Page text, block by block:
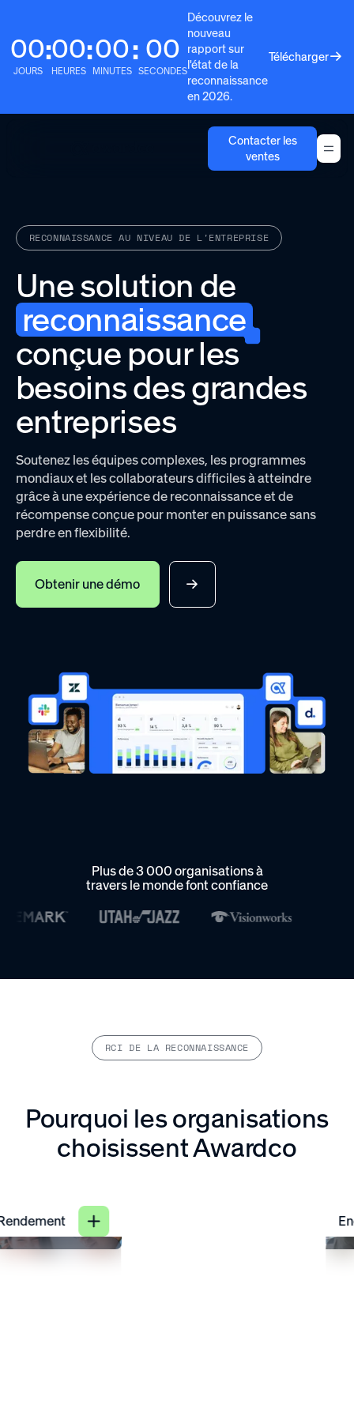
00
JOURS
:00
HEURES
:00
MINUTES
: 00
SECONDES
Découvrez le
nouveau
rapport sur
l'état de la
reconnaissance
en 2026.
Télécharger
Contacter les
ventes
RECONNAISSANCE AU NIVEAU DE L'ENTREPRISE
Une solution de
reconnaissance
conçue pour les
besoins des grandes
entreprises
Soutenez les équipes complexes, les programmes
mondiaux et les collaborateurs difficiles à atteindre
grâce à une expérience de reconnaissance et de
récompense conçue pour monter en puissance sans
perdre en flexibilité.
Obtenir une démo
Plus de 3 000 organisations à
travers le monde font confiance
RCI DE LA RECONNAISSANCE
Pourquoi les organisations
choisissent Awardco